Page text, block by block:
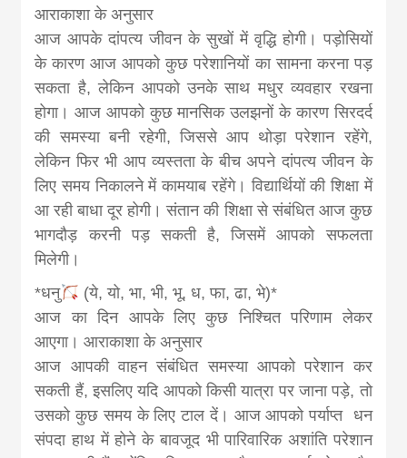
आराकाशा के अनुसार
आज आपके दांपत्य जीवन के सुखों में वृद्धि होगी। पड़ोसियों
के कारण आज आपको कुछ परेशानियों का सामना करना पड़
सकता है, लेकिन आपको उनके साथ मधुर व्यवहार रखना
होगा। आज आपको कुछ मानसिक उलझनों के कारण सिरदर्द
की समस्या बनी रहेगी, जिससे आप थोड़ा परेशान रहेंगे,
लेकिन फिर भी आप व्यस्तता के बीच अपने दांपत्य जीवन के
लिए समय निकालने में कामयाब रहेंगे। विद्यार्थियों की शिक्षा में
आ रही बाधा दूर होगी। संतान की शिक्षा से संबंधित आज कुछ
भागदौड़ करनी पड़ सकती है, जिसमें आपको सफलता
मिलेगी।
*धनु
(ये, यो, भा, भी, भू, ध, फा, ढा, भे)*
आज का दिन आपके लिए कुछ निश्चित परिणाम लेकर
आएगा। आराकाशा के अनुसार
आज आपकी वाहन संबंधित समस्या आपको परेशान कर
सकती हैं, इसलिए यदि आपको किसी यात्रा पर जाना पड़े, तो
उसको कुछ समय के लिए टाल दें। आज आपको पर्याप्त धन
संपदा हाथ में होने के बावजूद भी पारिवारिक अशांति परेशान